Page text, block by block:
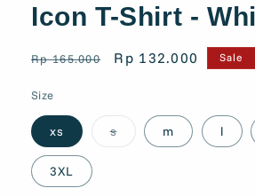
Icon T-Shirt -
Regular
Rp 165.000
Sale
Rp 132.000 Sale
Size
xs sVariant
sold
m l
3XL